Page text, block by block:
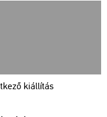
kiállítás